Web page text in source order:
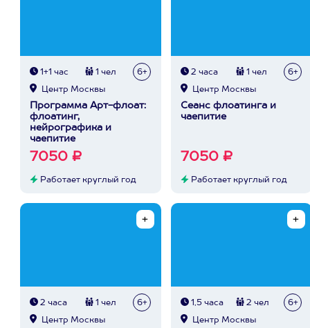
1+1 час 1 чел 6+
Центр Москвы
Программа Арт-флоат:
флоатинг,
нейрографика и
чаепитие
7050 ₽
Работает круглый год
2 часа 1 чел 6+
Центр Москвы
Сеанс флоатинга и
чаепитие
7050 ₽
Работает круглый год
2 часа 1 чел 6+
Центр Москвы
1,5 часа 2 чел 6+
Центр Москвы